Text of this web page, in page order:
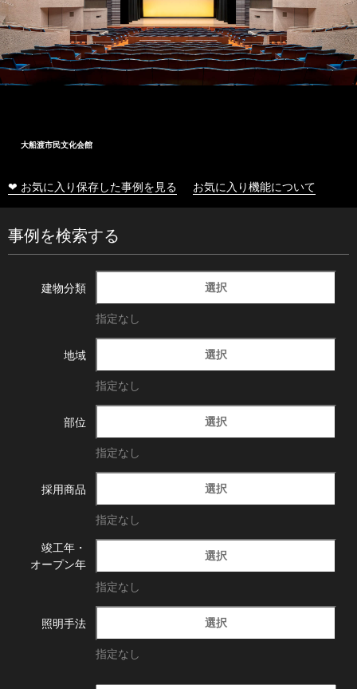
大船渡市民文化会館
❤ お気に入り保存した事例を見る お気に入り機能について
事例を検索する
建物分類 選択
指定なし
地域 選択
指定なし
部位 選択
指定なし
採用商品 選択
指定なし
竣工年・
オープン年
選択
指定なし
照明手法 選択
指定なし